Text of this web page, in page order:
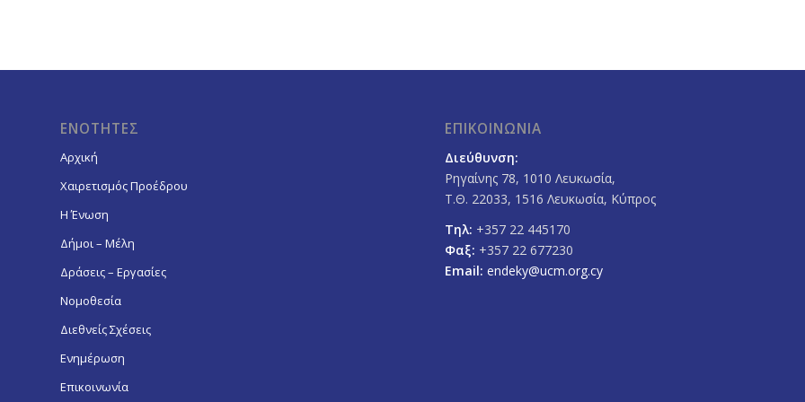
ΕΝΟΤΗΤΕΣ
Αρχική
Χαιρετισμός Προέδρου
Η Ένωση
Δήμοι – Μέλη
Δράσεις – Εργασίες
Νομοθεσία
Διεθνείς Σχέσεις
Ενημέρωση
Επικοινωνία
ΕΠΙΚΟΙΝΩΝΙΑ
Διεύθυνση:
Ρηγαίνης 78, 1010 Λευκωσία,
Τ.Θ. 22033, 1516 Λευκωσία, Κύπρος
Τηλ: +357 22 445170
Φαξ: +357 22 677230
Email: endeky@ucm.org.cy